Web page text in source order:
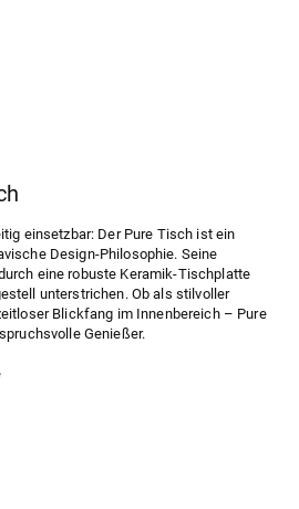
einsetzbar: Der Pure Tisch ist ein
Design-Philosophie. Seine
eine robuste Keramik-Tischplatte
unterstrichen. Ob als stilvoller
Blickfang im Innenbereich – Pure
Genießer.